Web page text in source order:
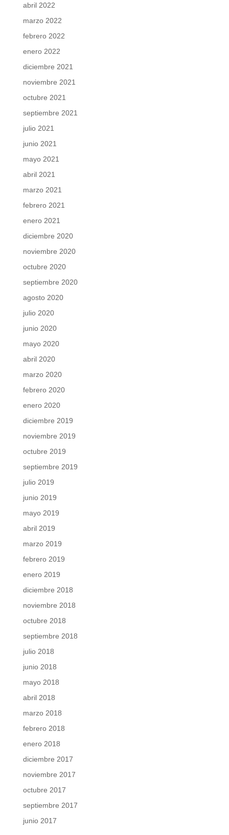
abril 2022
marzo 2022
febrero 2022
enero 2022
diciembre 2021
noviembre 2021
octubre 2021
septiembre 2021
julio 2021
junio 2021
mayo 2021
abril 2021
marzo 2021
febrero 2021
enero 2021
diciembre 2020
noviembre 2020
octubre 2020
septiembre 2020
agosto 2020
julio 2020
junio 2020
mayo 2020
abril 2020
marzo 2020
febrero 2020
enero 2020
diciembre 2019
noviembre 2019
octubre 2019
septiembre 2019
julio 2019
junio 2019
mayo 2019
abril 2019
marzo 2019
febrero 2019
enero 2019
diciembre 2018
noviembre 2018
octubre 2018
septiembre 2018
julio 2018
junio 2018
mayo 2018
abril 2018
marzo 2018
febrero 2018
enero 2018
diciembre 2017
noviembre 2017
octubre 2017
septiembre 2017
junio 2017